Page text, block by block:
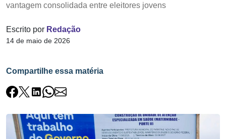
vantagem consolidada entre eleitores jovens
Escrito por Redação
14 de maio de 2026
Compartilhe essa matéria